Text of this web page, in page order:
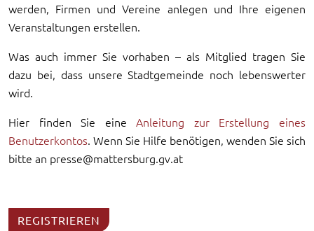
werden, Firmen und Vereine anlegen und Ihre eigenen
Veranstaltungen erstellen.
Was auch immer Sie vorhaben – als Mitglied tragen Sie
dazu bei, dass unsere Stadtgemeinde noch lebenswerter
wird.
Hier finden Sie eineAnleitung zur Erstellung eines
Benutzerkontos. Wenn Sie Hilfe benötigen, wenden Sie sich
bitte an presse@mattersburg.gv.at
REGISTRIEREN